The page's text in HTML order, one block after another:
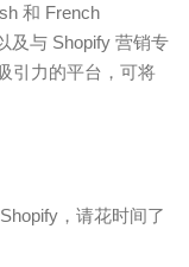
和 French
及与 Shopify 营销专
引力的平台，可将
，请花时间了